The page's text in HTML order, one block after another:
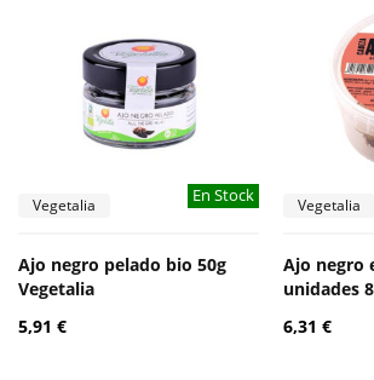
En Stock
Vegetalia
Ajo negro pelado bio 50g
Vegetalia
5,91 €
Vegetalia
Ajo negro
unidades
6,31 €